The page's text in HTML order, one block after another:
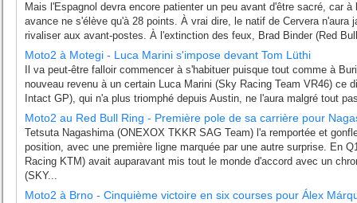
Mais l'Espagnol devra encore patienter un peu avant d'être sacré, car
avance ne s'élève qu'à 28 points. À vrai dire, le natif de Cervera n'aura
rivaliser aux avant-postes. À l'extinction des feux, Brad Binder (Red
Moto2 à Motegi - Luca Marini s'impose devant Tom Lüthi
Il va peut-être falloir commencer à s'habituer puisque tout comme à
nouveau revenu à un certain Luca Marini (Sky Racing Team VR46) ce
Intact GP), qui n'a plus triomphé depuis Austin, ne l'aura malgré tout
Moto2 au Red Bull Ring - Première pole de sa carrière pour
Tetsuta Nagashima (ONEXOX TKKR SAG Team) l'a remportée et
position, avec une première ligne marquée par une autre surprise. En
Racing KTM) avait auparavant mis tout le monde d'accord avec un
(SKY...
Moto2 à Brno - Cinquième victoire en six courses pour Álex